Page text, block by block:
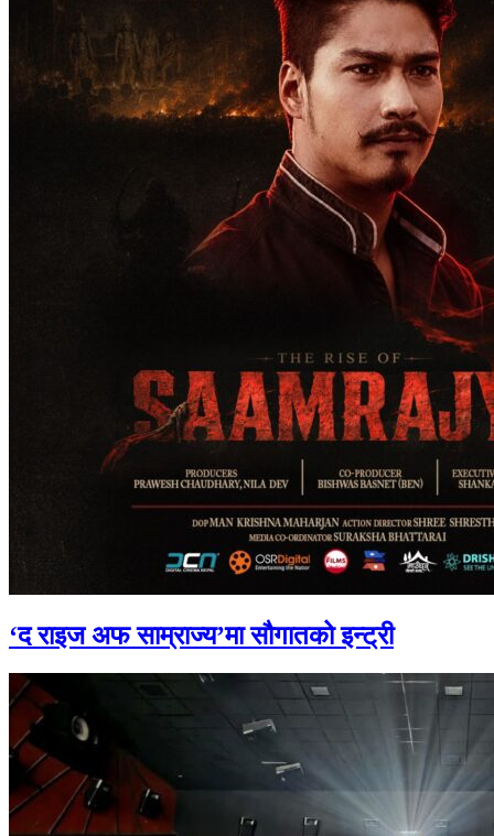
‘द राइज अफ साम्राज्य’मा सौगातको इन्ट्री